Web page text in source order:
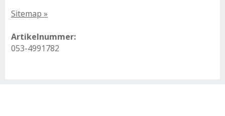
Sitemap »
Artikelnummer:
053-4991782